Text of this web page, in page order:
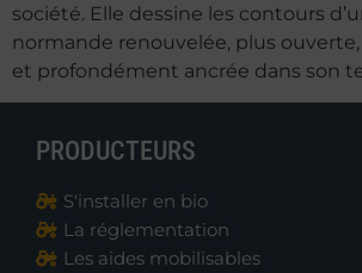
société. Elle dessine les contours
normande renouvelée, plus
et profondément ancrée dans son
PRODUCTEURS
S'installer en bio
La réglementation
Les aides mobilisables